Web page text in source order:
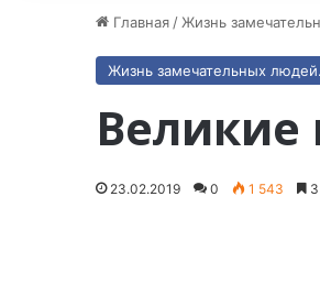
Главная / Жизнь
Жизнь замечательных
23.02.2019 0 1 543